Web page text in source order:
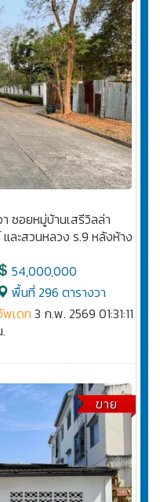
ซอยหมู่บ้านเสรีวิลล่า
ละสวนหลวง ร.9 หลังห้าง
54,000,000
พื้นที่ 296 ตารางวา
เดท 3 ก.พ. 2569 01:31:11
ขาย